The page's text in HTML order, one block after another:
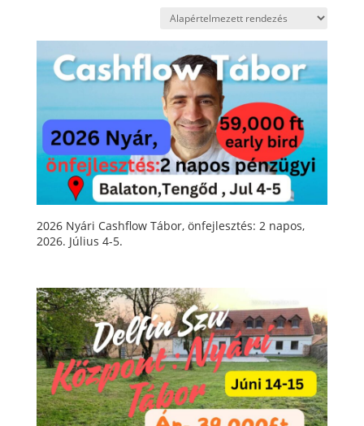
2026 Nyári Cashflow Tábor, önfejlesztés: 2 napos,
2026. Július 4-5.